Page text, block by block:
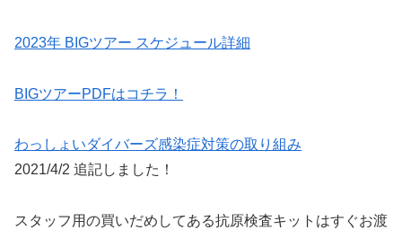
2023年 BIGツアー スケジュール詳細
BIGツアーPDFはコチラ！
わっしょいダイバーズ感染症対策の取り組み
2021/4/2 追記しました！
スタッフ用の買いだめしてある抗原検査キットはすぐお渡